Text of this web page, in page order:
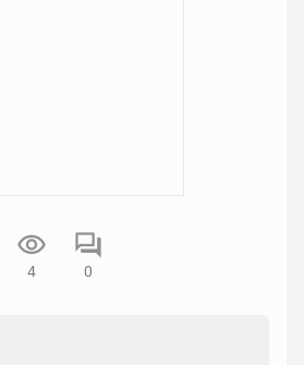
4 0